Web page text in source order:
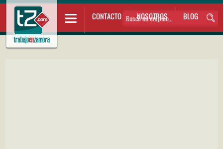
CONTACTO NOSOTROS BLOG